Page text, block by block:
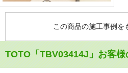
この商品の施工事例を
TOTO「TBV03414J」お客様